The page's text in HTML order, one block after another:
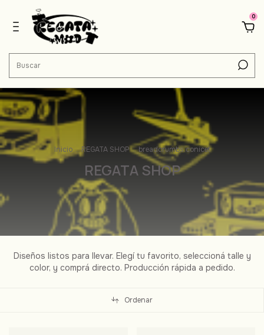
0
Inicio . REGATA SHOP . breadcrumbs.conicet
REGATA SHOP
Diseños listos para llevar. Elegí tu favorito, seleccioná talle y
color, y comprá directo. Producción rápida a pedido.
Ordenar